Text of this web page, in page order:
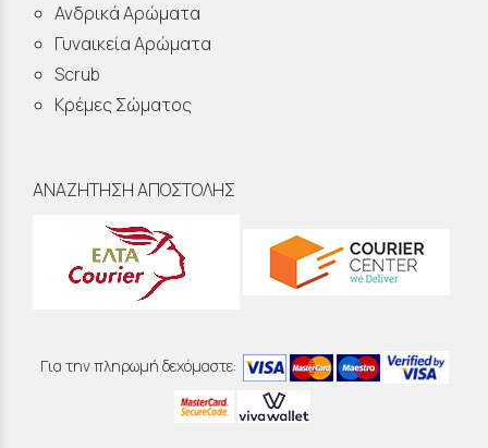
Ανδρικά Αρώματα
Γυναικεία Αρώματα
Scrub
Κρέμες Σώματος
ΑΝΑΖΗΤΗΣΗ ΑΠΟΣΤΟΛΗΣ
Για την πληρωμή δεχόμαστε: